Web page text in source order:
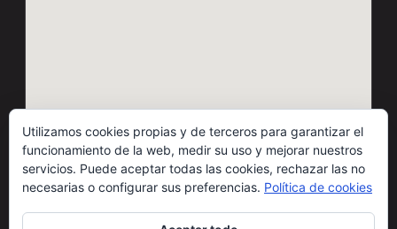
Utilizamos cookies propias y de terceros para garantizar el
funcionamiento de la web, medir su uso y mejorar nuestros
servicios. Puede aceptar todas las cookies, rechazar las no
necesarias o configurar sus preferencias. Política de cookies